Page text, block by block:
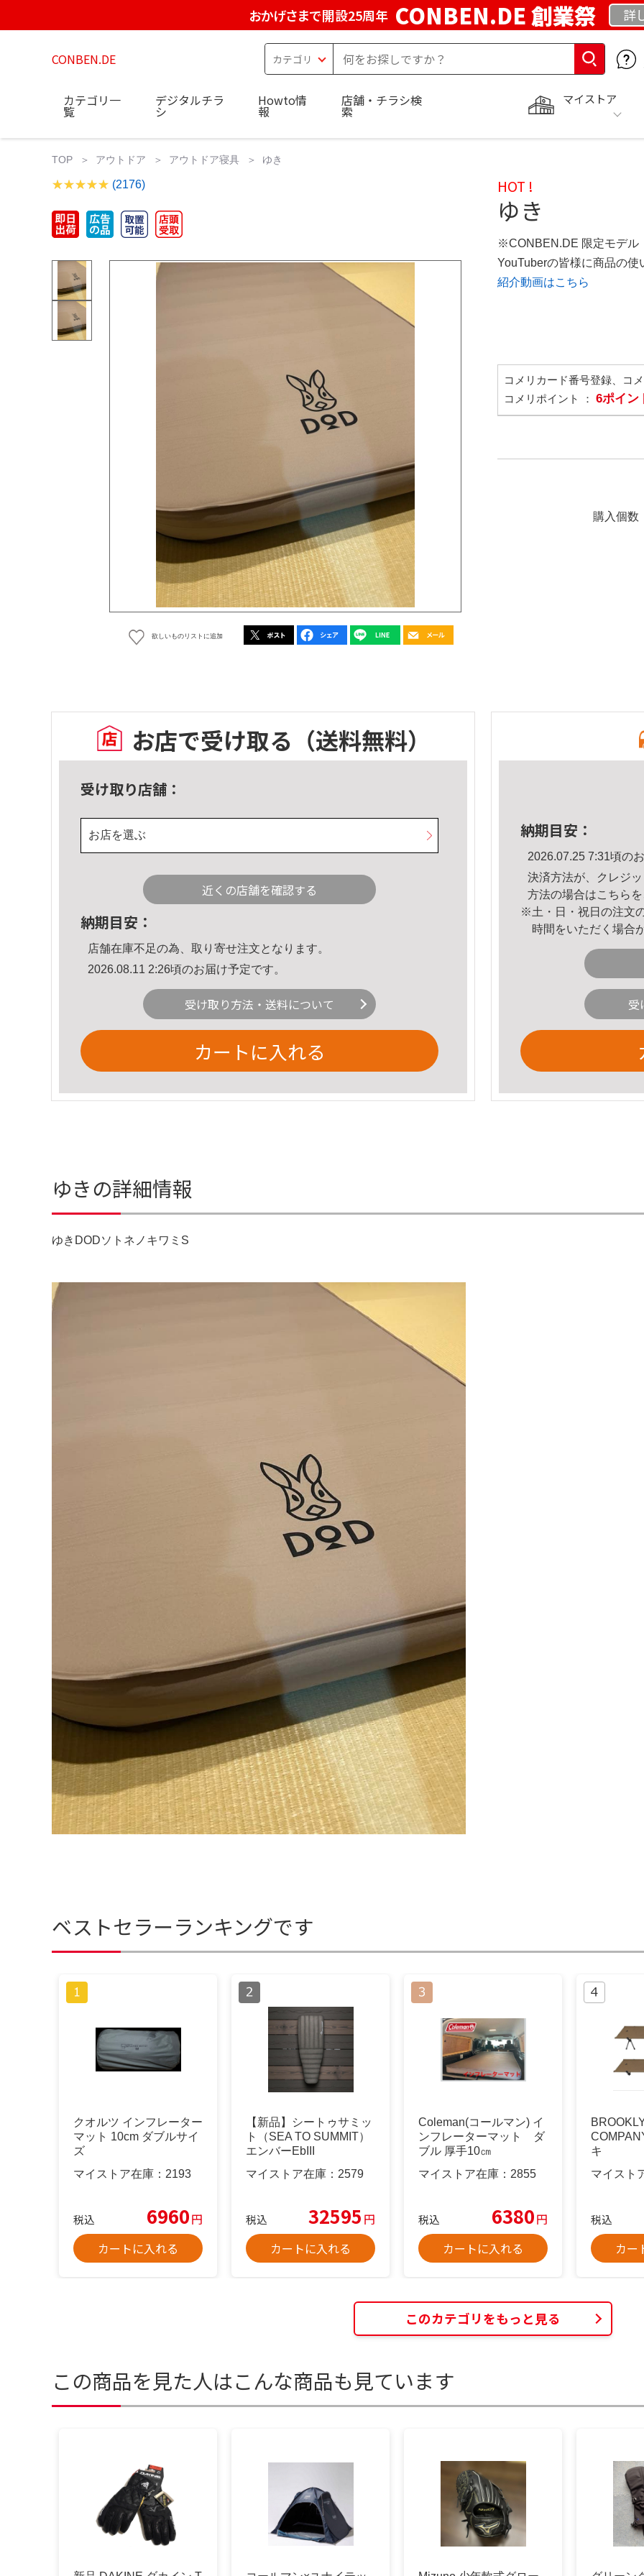
おかげさまで開設25周年 CONBEN.DE 創業祭 詳
CONBEN.DE
マイストア
カテゴリ一
覧
デジタルチラ
シ
Howto情
報
店舗・チラシ検
索
TOP アウトドア アウトドア寝具 ゆき
(2176)
欲しいものリストに追加
HOT !
ゆき
※CONBEN.DE 限定モデル
YouTuberの皆様に商品の使
紹介動画はこちら
コメリカード番号登録、コ
コメリポイント ： 6ポイン
購入個数
お店で受け取る （送料無料）
受け取り店舗：
お店を選ぶ
近くの店舗を確認する
納期目安：
店舗在庫不足の為、取り寄せ注文となります。
2026.08.11 2:26頃のお届け予定です。
受け取り方法・送料について
カートに入れる
納期目安：
2026.07.25 7:31頃の
決済方法が、クレジ
方法の場合はこちら
※土・日・祝日の注文
時間をいただく場合
受
ゆきの詳細情報
ゆきDODソトネノキワミS
ベストセラーランキングです
クオルツ インフレーター
マット 10cm ダブルサイ
ズ
マイストア在庫： 2193
税込 6960円
カートに入れる
【新品】シートゥサミッ
ト（SEA TO SUMMIT）
エンバーEbIII
マイストア在庫： 2579
税込 32595 円
カートに入れる
Coleman(コールマン) イ
ンフレーターマット ダ
ブル 厚手10㎝
マイストア在庫： 2855
税込 6380円
カートに入れる
キ
マイスト
税込
カー
このカテゴリをもっと見る
この商品を見た人はこんな商品も見ています